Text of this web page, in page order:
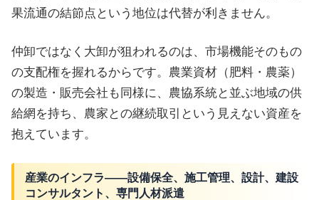
果流通の結節点という地位は代替が利きません。
仲卸ではなく大卸が狙われるのは、市場機能そのもの
の支配権を握れるからです。農業資材（肥料・農薬）
の製造・販売会社も同様に、農協系統と並ぶ地域の供
給網を持ち、農家との継続取引という見えない資産を
抱えています。
産業のインフラ——設備保全、施工管理、設計、建設
コンサルタント、専門人材派遣